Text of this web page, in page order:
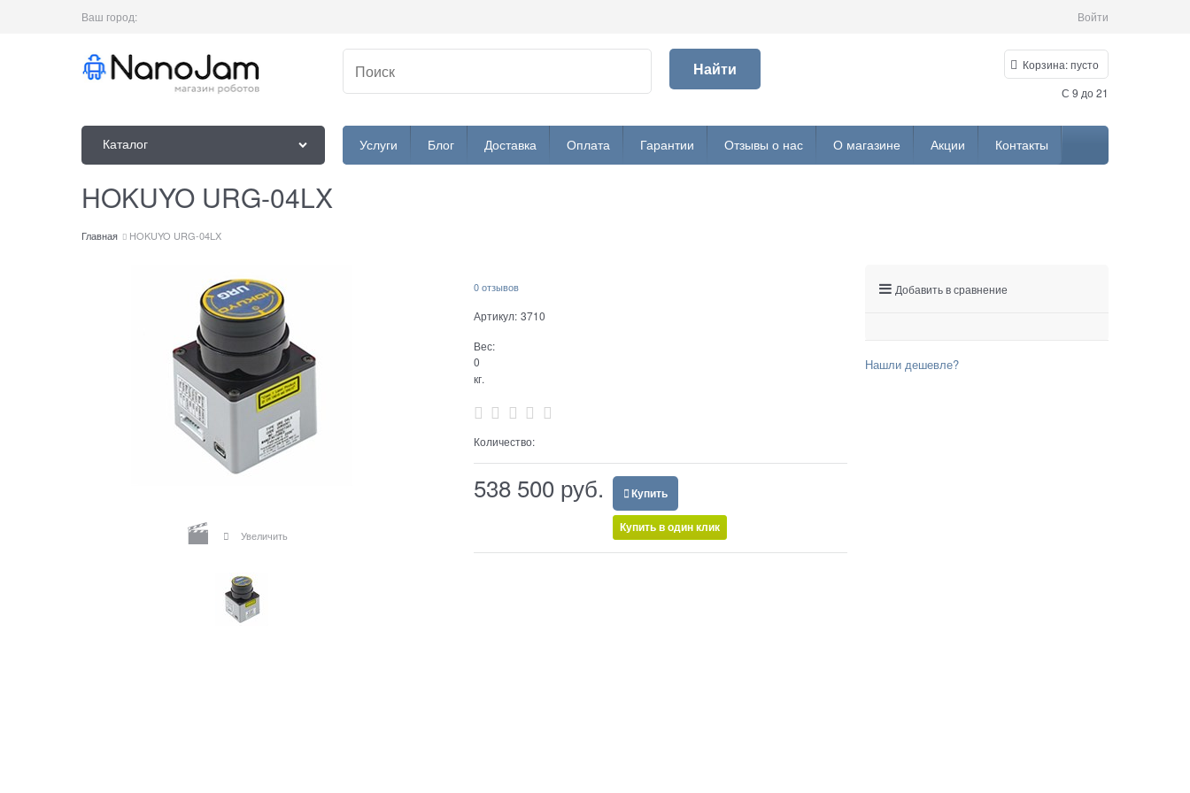
Ваш город: Войти
Найти Корзина:пусто
С 9 до 21
Каталог Услуги Блог Доставка Оплата Гарантии Отзывы о нас О магазине Акции Контакты
HOKUYO URG-04LX
Главная HOKUYO URG-04LX
Увеличить
0 отзывов
Артикул: 3710
Вес:
0
кг.
Количество:
538 500 руб. Купить
Купить в один клик
Добавить в сравнение
Нашли дешевле?